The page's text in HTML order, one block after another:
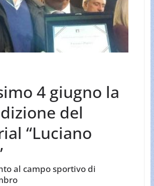
4 giugno la
del
“Luciano
al campo sportivo di